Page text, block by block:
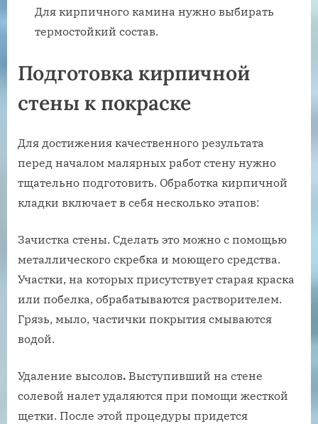
Для кирпичного камина нужно выбирать
термостойкий состав.
Подготовка кирпичной
стены к покраске
Для достижения качественного результата
перед началом малярных работ стену нужно
тщательно подготовить. Обработка кирпичной
кладки включает в себя несколько этапов:
Зачистка стены. Сделать это можно с помощью
металлического скребка и моющего средства.
Участки, на которых присутствует старая краска
или побелка, обрабатываются растворителем.
Грязь, мыло, частички покрытия смываются
водой.
Удаление высолов. Выступивший на стене
солевой налет удаляются при помощи жесткой
щетки. После этой процедуры придется